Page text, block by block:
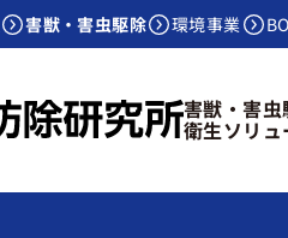
害獣・害虫駆除 環境事業
害獣・害
衛生ソリュ